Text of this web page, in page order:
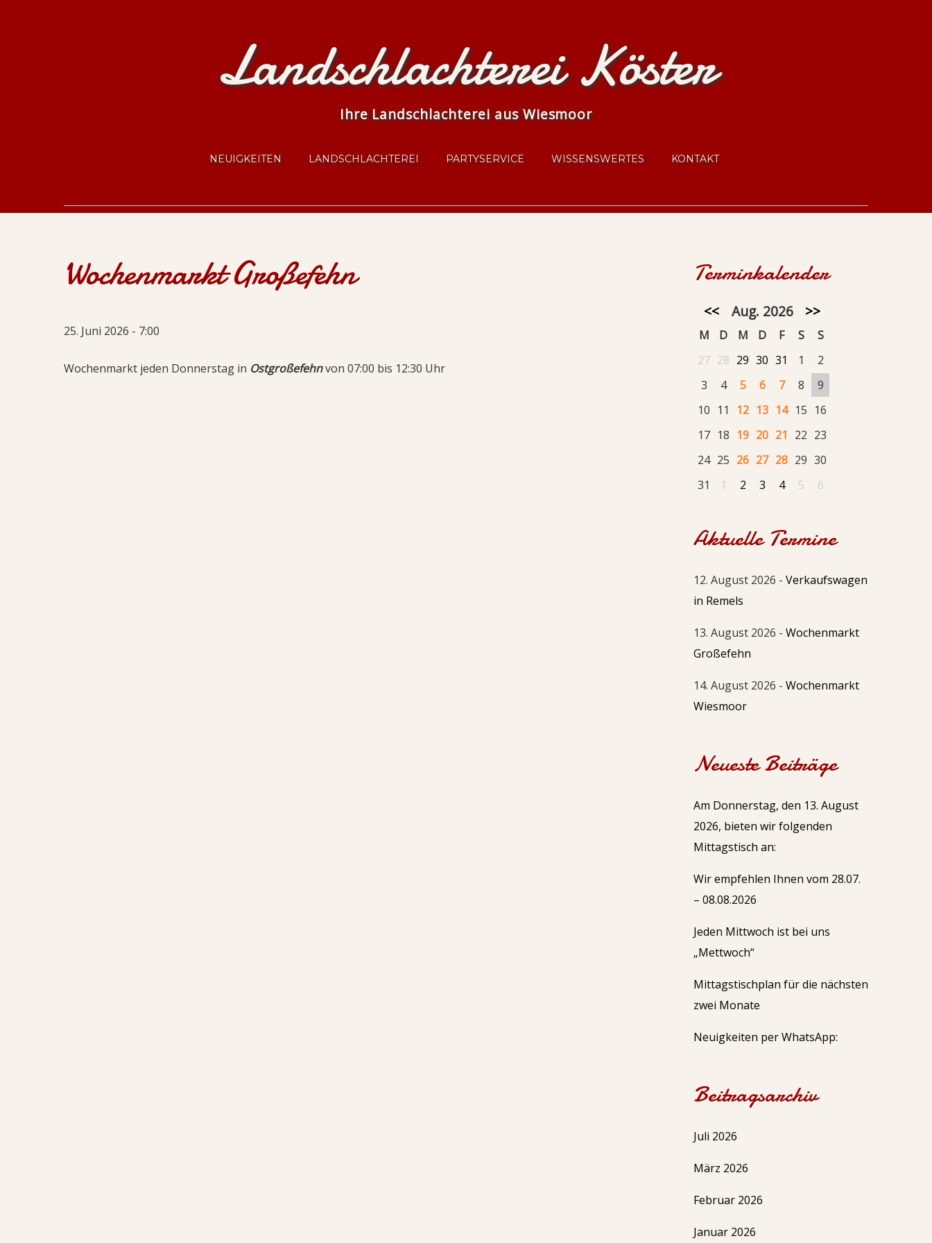
Landschlachterei Köster
Ihre Landschlachterei aus Wiesmoor
NEUIGKEITEN LANDSCHLACHTEREI PARTYSERVICE WISSENSWERTES KONTAKT
Wochenmarkt Großefehn
25. Juni 2026 - 7:00
Wochenmarkt jeden Donnerstag in Ostgroßefehnvon 07:00 bis 12:30 Uhr
Terminkalender
<< Aug. 2026 >>
M D M D F S
S
27 28 29 30 31 1
2
3
4 5 6 7 8
9
10 11 12 13 14 15 16
17 18 19 20 21 22 23
24 25 26 27 28 29 30
31
1 2 3 4 5 6
Aktuelle Termine
12. August 2026 - Verkaufswagen
in Remels
13. August 2026 - Wochenmarkt
Großefehn
14. August 2026 - Wochenmarkt
Wiesmoor
Neueste Beiträge
Am Donnerstag, den 13. August
2026, bieten wir folgenden
Mittagstisch an:
Wir empfehlen Ihnen vom 28.07.
– 08.08.2026
Jeden Mittwoch ist bei uns
„Mettwoch“
Mittagstischplan für die nächsten
zwei Monate
Neuigkeiten per WhatsApp:
Beitragsarchiv
Juli 2026
März 2026
Februar 2026
Januar 2026